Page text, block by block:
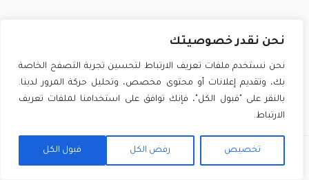
نحن نقدر خصوصيتك
نحن نستخدم ملفات تعريف الارتباط لتحسين تجربة التصفح الخاصة
بك، وتقديم إعلانات أو محتوى مخصص، وتحليل حركة المرور لدينا.
بالنقر على "قبول الكل"، فإنك توافق على استخدامنا لملفات تعريف
الارتباط.
تخصيص رفض الكل قبول الكل